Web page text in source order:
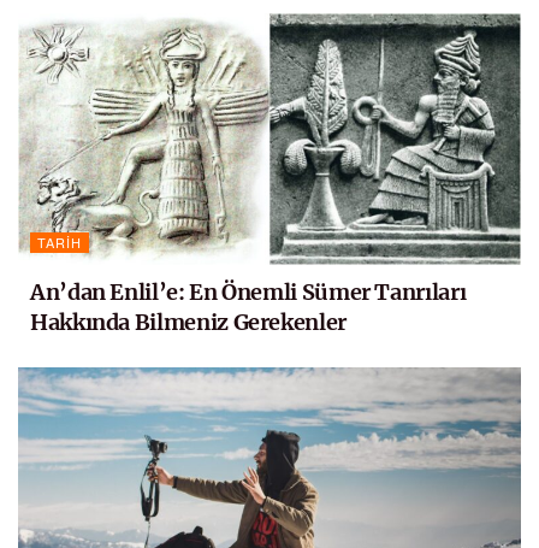
TARIH
An’dan Enlil’e: En Önemli Sümer Tanrıları
Hakkında Bilmeniz Gerekenler